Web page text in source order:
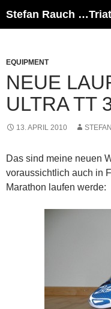
Stefan Rauch
EQUIPMENT
NEUE
ULTRA TT
13. APRIL 2010 STEFAN
Das sind meine neuen
voraussichtlich auch in
Marathon laufen werde: